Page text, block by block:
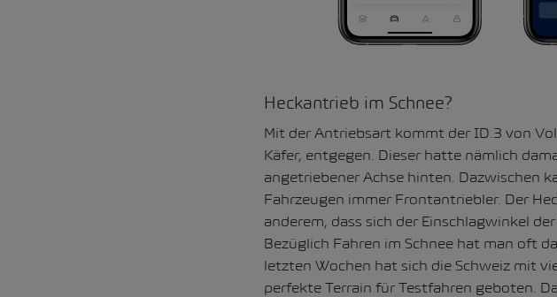
Heckantrieb im Schnee?
Mit der Antriebsart kommt der ID.3 von
Käfer, entgegen. Dieser hatte nämlich
angetriebener Achse hinten. Dazwischen
Fahrzeugen immer Frontantriebler. Der
anderem, dass sich der Einschlagwinkel
Bezüglich Fahren im Schnee hat man oft
letzten Wochen hat sich die Schweiz mit
perfekte Terrain für Testfahren geboten.